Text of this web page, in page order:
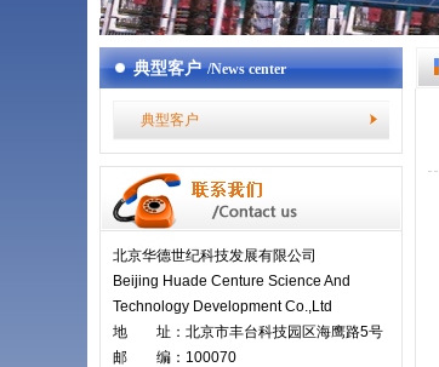
典型客户 /News center
典型客户
北京华德世纪科技发展有限公司
Beijing Huade Centure Science And
Technology Development Co.,Ltd
地 址：北京市丰台科技园区海鹰路5号
邮 编：100070